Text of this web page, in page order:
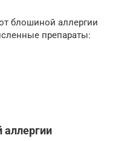
блошиной аллергии
препараты:
аллергии